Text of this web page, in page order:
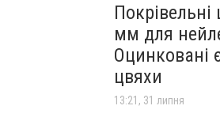
мм для
Оцинковані
цвяхи
13:21, 31 липня